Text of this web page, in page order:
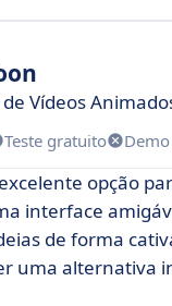
Vídeos
Teste gratuito
opção
interface
de forma
uma alternativa